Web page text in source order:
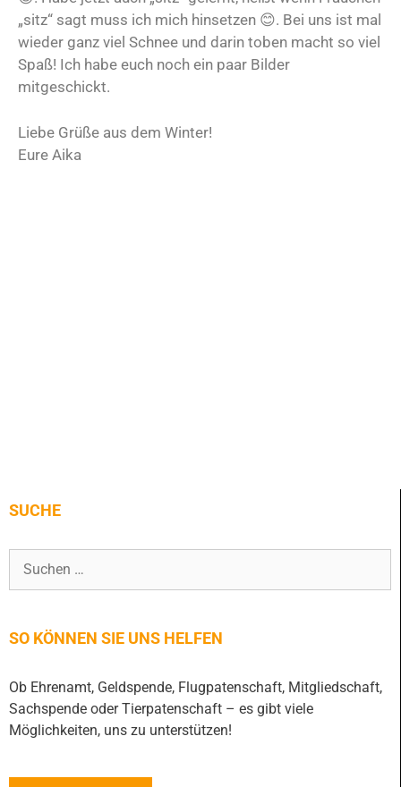
„sitz“ sagt muss ich mich hinsetzen 😊. Bei uns ist mal
wieder ganz viel Schnee und darin toben macht so viel
Spaß! Ich habe euch noch ein paar Bilder
mitgeschickt.
Liebe Grüße aus dem Winter!
Eure Aika
SUCHE
SO KÖNNEN SIE UNS HELFEN
Ob Ehrenamt, Geldspende, Flugpatenschaft, Mitgliedschaft,
Sachspende oder Tierpatenschaft – es gibt viele
Möglichkeiten, uns zu unterstützen!